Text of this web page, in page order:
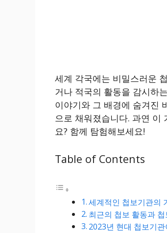
세계 각국에는 비밀스러운
거나 적국의 활동을 감시하
이야기와 그 배경에 숨겨진
으로 채워졌습니다. 과연
요? 함께 탐험해보세요!
Table of Contents
세계적인 첩보기관의
최근의 첩보 활동과
2023년 현대 첩보기